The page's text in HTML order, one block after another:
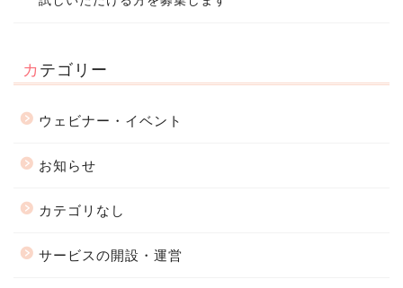
カテゴリー
ウェビナー・イベント
お知らせ
カテゴリなし
サービスの開設・運営